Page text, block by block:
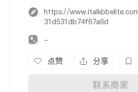
https://
31d531db74f67a6d
-
点赞 分享
联系商家